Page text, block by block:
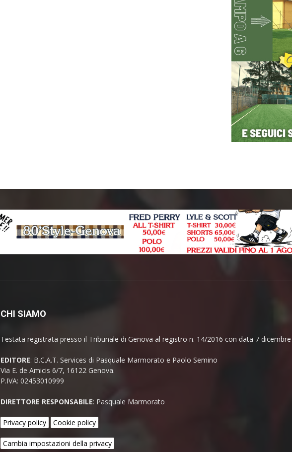
CHI SIAMO
Testata registrata presso il Tribunale di Genova al registro n. 14/2016 con data 7 dicembre
EDITORE: B.C.A.T. Services di Pasquale Marmorato e Paolo Semino
Via E. de Amicis 6/7, 16122 Genova.
P.IVA: 02453010999
DIRETTORE RESPONSABILE: Pasquale Marmorato
Privacy policy Cookie policy
Cambia impostazioni della privacy